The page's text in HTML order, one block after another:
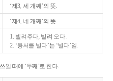
‘제3, 세 개째’의 뜻.
‘제4, 네 개째’의 뜻.
1. 빌려주다, 빌려 오다.
2. ‘용서를 빌다’는 ‘빌다’임.
일 때에 ‘두째’로 한다.